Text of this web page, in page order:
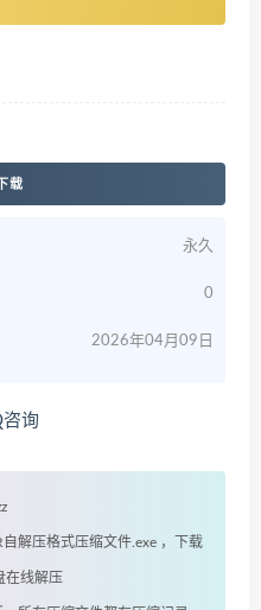
载
永久
0
2026年04月09日
询
解压格式压缩文件.exe ，下载
在线解压